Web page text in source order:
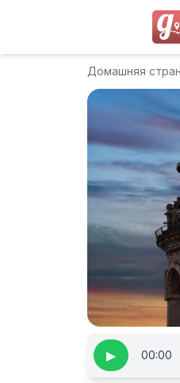
Домашняя
▶ 00:00